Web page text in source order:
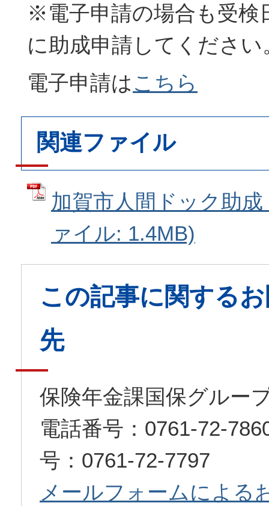
※電子申請の場合も受検
に助成申請してください
電子申請は こちら
関連ファイル
加賀市人間ドック助
ァイル: 1.4MB)
この記事に関する
先
保険年金課国保グルー
電話番号：0761-72-
号：0761-72-7797
メールフォームによる